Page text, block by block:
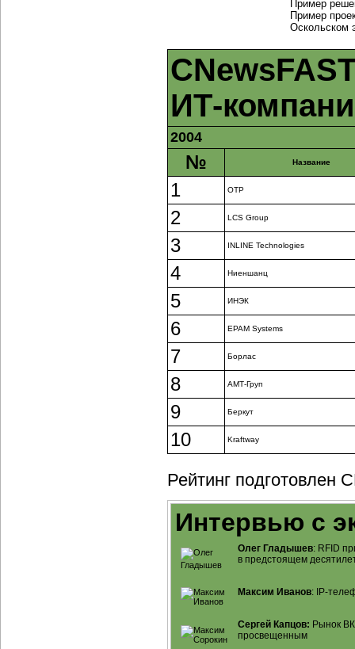
Пример
Пример
Оскольском
ИТ-
2004
№ Название
1 ОТР
2 LCS Group
3 INLINE Technologies
4 Ниеншанц
5 ИНЭК
6 EPAM Systems
7 Борлас
8 АМТ-Груп
9 Беркут
10 Kraftway
Рейтинг подготовлен
Интервью с
Олег Гладышев: RFID
в предстоящем
Максим Иванов: IP-
Сергей Капцов: Рынок
просвещенным